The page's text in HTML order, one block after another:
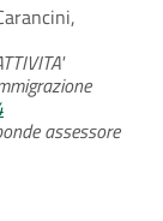
assessore